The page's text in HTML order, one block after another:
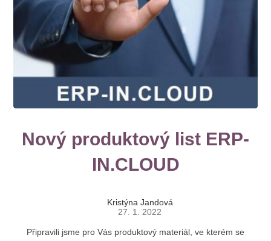
Nový produktový list ERP-
IN.CLOUD
Kristýna Jandová
27. 1. 2022
Připravili jsme pro Vás produktový materiál, ve kterém se